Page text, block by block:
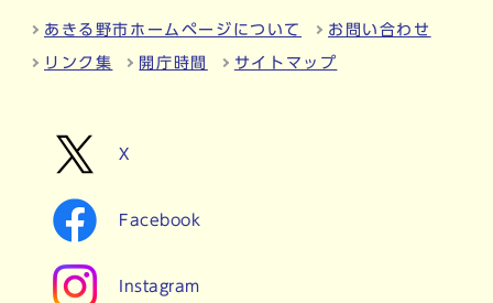
あきる野市ホームページについて お問い合わせ
リンク集 開庁時間 サイトマップ
X
Facebook
Instagram